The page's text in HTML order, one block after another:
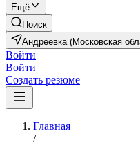
Ещё
Поиск
Андреевка (Московская
Войти
Войти
Создать резюме
Главная
/